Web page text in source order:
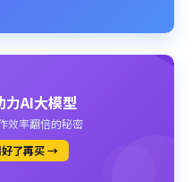
力AI大模型
效率翻倍的秘密
好了再买 →